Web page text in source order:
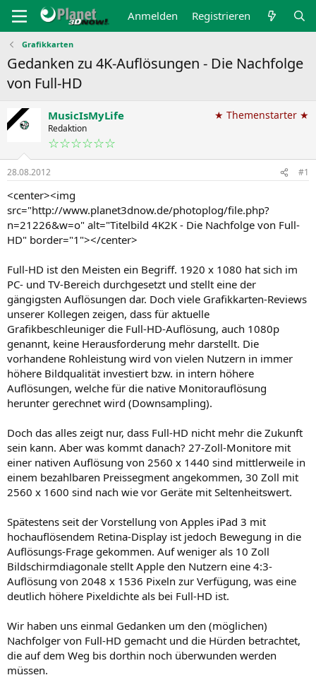
Anmelden Registrieren
Grafikkarten
Gedanken zu 4K-Auflösungen - Die Nachfolge
von Full-HD
MusicIsMyLife
Redaktion
☆☆☆☆☆☆
★ Themenstarter ★
28.08.2012 #1
<center><img
src="http://www.planet3dnow.de/photoplog/file.php?
n=21226&w=o" alt="Titelbild 4K2K - Die Nachfolge von Full-
HD" border="1"></center>
Full-HD ist den Meisten ein Begriff. 1920 x 1080 hat sich im
PC- und TV-Bereich durchgesetzt und stellt eine der
gängigsten Auflösungen dar. Doch viele Grafikkarten-Reviews
unserer Kollegen zeigen, dass für aktuelle
Grafikbeschleuniger die Full-HD-Auflösung, auch 1080p
genannt, keine Herausforderung mehr darstellt. Die
vorhandene Rohleistung wird von vielen Nutzern in immer
höhere Bildqualität investiert bzw. in intern höhere
Auflösungen, welche für die native Monitorauflösung
herunter gerechnet wird (Downsampling).
Doch das alles zeigt nur, dass Full-HD nicht mehr die Zukunft
sein kann. Aber was kommt danach? 27-Zoll-Monitore mit
einer nativen Auflösung von 2560 x 1440 sind mittlerweile in
einem bezahlbaren Preissegment angekommen, 30 Zoll mit
2560 x 1600 sind nach wie vor Geräte mit Seltenheitswert.
Spätestens seit der Vorstellung von Apples iPad 3 mit
hochauflösendem Retina-Display ist jedoch Bewegung in die
Auflösungs-Frage gekommen. Auf weniger als 10 Zoll
Bildschirmdiagonale stellt Apple den Nutzern eine 4:3-
Auflösung von 2048 x 1536 Pixeln zur Verfügung, was eine
deutlich höhere Pixeldichte als bei Full-HD ist.
Wir haben uns einmal Gedanken um den (möglichen)
Nachfolger von Full-HD gemacht und die Hürden betrachtet,
die auf dem Weg bis dorthin noch überwunden werden
müssen.